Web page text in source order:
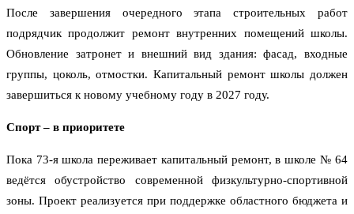
После завершения очередного этапа строительных работ
подрядчик продолжит ремонт внутренних помещений школы.
Обновление затронет и внешний вид здания: фасад, входные
группы, цоколь, отмостки. Капитальный ремонт школы должен
завершиться к новому учебному году в 2027 году.
Спорт – в приоритете
Пока 73-я школа переживает капитальный ремонт, в школе № 64
ведётся обустройство современной физкультурно-спортивной
зоны. Проект реализуется при поддержке областного бюджета и